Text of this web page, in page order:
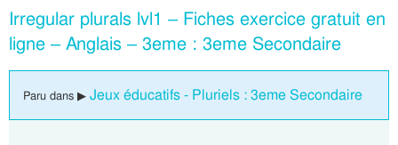
Irregular plurals lvl1 – Fiches exercice gratuit en
ligne – Anglais – 3eme : 3eme Secondaire
Paru dans ▶ Jeux éducatifs - Pluriels : 3eme Secondaire